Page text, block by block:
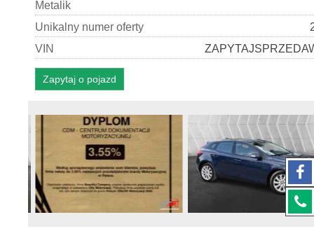
Meta ik
Unika ny numer oferty
V N
Zapytaj o pojazd